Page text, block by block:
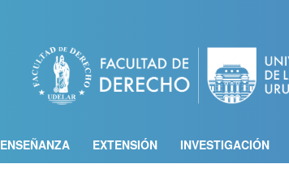
contenido
principal
ENSEÑANZA EXTENSIÓN INVESTIGACIÓN